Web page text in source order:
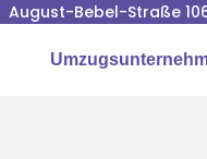
August-Bebel-Straße